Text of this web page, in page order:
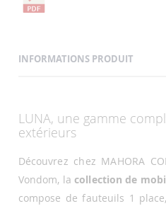
INFORMATIONS PRODUIT
LUNA, une gamme
extérieurs
Découvrez chez MAHORA
Vondom, la collection de
compose de fauteuils 1